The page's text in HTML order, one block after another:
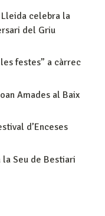
celebra la
del Griu
festes” a càrrec
Amades al Baix
d’Enceses
Seu de Bestiari